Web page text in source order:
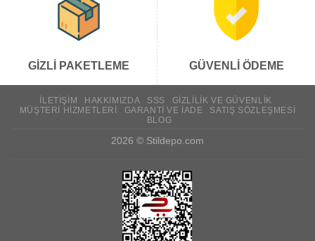
GİZLİ PAKETLEME GÜVENLİ ÖDEME
İLETIŞIM HAKKIMIZDA SSS
GIZLILIK VE GÜVENLIK
MÜŞTERI HIZMETLERI
GARANTI VE İADE
SATIŞ SÖZLEŞMESI
BLOG
2026 © Stildepo.com